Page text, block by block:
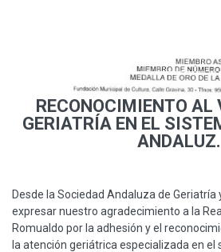
RECONOCIMIENTO AL
GERIATRÍA EN EL
ANDALUZ.
Desde la Sociedad Andaluza de
expresar nuestro agradecimiento a la
Romualdo por la adhesión y el
la atención geriátrica especializada en